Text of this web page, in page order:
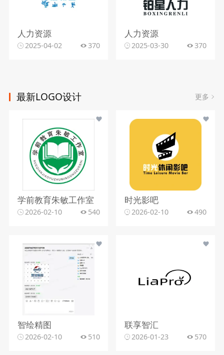
人力资源
2025-04-02 370
人力资源
2025-03-30 370
最新LOGO设计 更多
学前教育朱敏工作室
2026-02-10 540
时光影吧
2026-02-10 490
智绘精图
2026-02-10 510
联享智汇
2026-01-23 570